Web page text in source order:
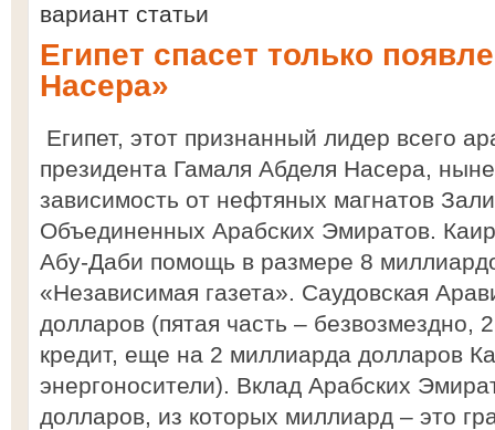
вариант статьи
Египет спасет только
Насера»
Египет, этот признанный лидер всего
президента Гамаля Абделя Насера,
зависимость от нефтяных магнатов
Объединенных Арабских Эмиратов.
Абу-Даби помощь в размере 8
«Независимая газета». Саудовская
долларов (пятая часть – безвозмездно,
кредит, еще на 2 миллиарда долларов
энергоносители). Вклад Арабских
долларов, из которых миллиард – это